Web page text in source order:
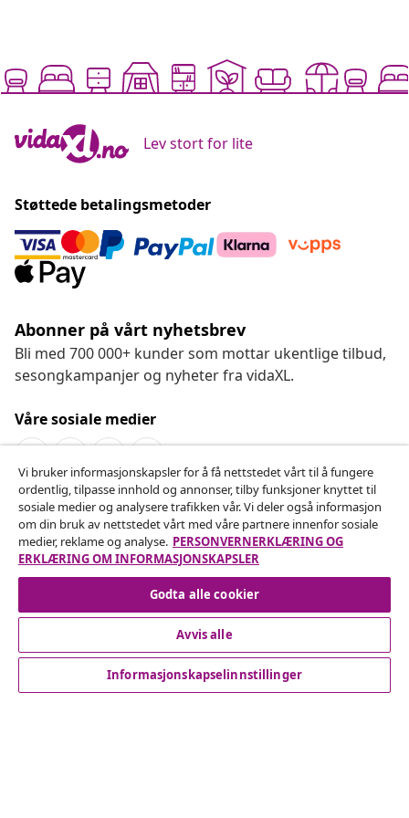
Lev stort for lite
Støttede betalingsmetoder
Abonner på vårt nyhetsbrev
Bli med 700 000+ kunder som mottar ukentlige tilbud,
sesongkampanjer og nyheter fra vidaXL.
Våre sosiale medier
Angre på kontrakten
Send inn en angrerett for bestillingen din.
Angre på kontrakten
Kundeservice
Vi bruker informasjonskapsler for å få nettstedet vårt til å fungere
ordentlig, tilpasse innhold og annonser, tilby funksjoner knyttet til
sosiale medier og analysere trafikken vår. Vi deler også informasjon
om din bruk av nettstedet vårt med våre partnere innenfor sosiale
medier, reklame og analyse. PERSONVERNERKLÆRING OG
ERKLÆRING OM INFORMASJONSKAPSLER
Godta alle cookier
Avvis alle
Informasjonskapselinnstillinger